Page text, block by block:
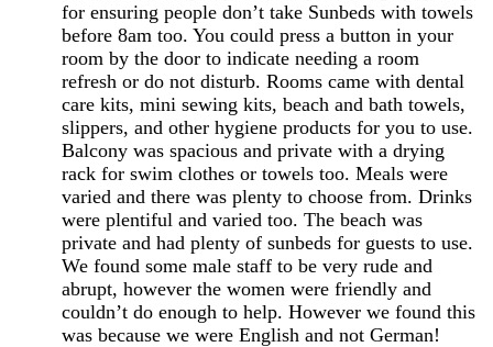
for ensuring people don’t take Sunbeds with towels
before 8am too. You could press a button in your
room by the door to indicate needing a room
refresh or do not disturb. Rooms came with dental
care kits, mini sewing kits, beach and bath towels,
slippers, and other hygiene products for you to use.
Balcony was spacious and private with a drying
rack for swim clothes or towels too. Meals were
varied and there was plenty to choose from. Drinks
were plentiful and varied too. The beach was
private and had plenty of sunbeds for guests to use.
We found some male staff to be very rude and
abrupt, however the women were friendly and
couldn’t do enough to help. However we found this
was because we were English and not German!